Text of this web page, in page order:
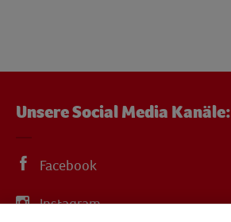
Unsere Social Media Kanäle:
Facebook
Instagram